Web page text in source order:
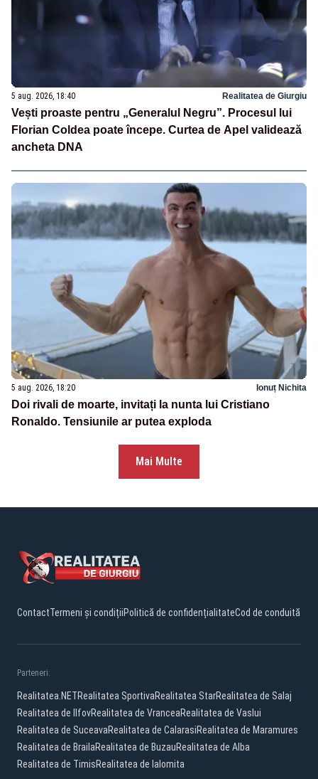
5 aug. 2026, 18:40 Realitatea de Giurgiu
Vești proaste pentru „Generalul Negru”. Procesul lui
Florian Coldea poate începe. Curtea de Apel validează
ancheta DNA
5 aug. 2026, 18:20 Ionuț Nichita
Doi rivali de moarte, invitați la nunta lui Cristiano
Ronaldo. Tensiunile ar putea exploda
Mai Multe
ContactTermeni și condițiiPolitică de confidențialitateCod de conduită
Parteneri:
Realitatea.NETRealitatea SportivaRealitatea StarRealitatea de Salaj
Realitatea de IlfovRealitatea de VranceaRealitatea de Vaslui
Realitatea de SuceavaRealitatea de CalarasiRealitatea de Maramures
Realitatea de BrailaRealitatea de BuzauRealitatea de Alba
Realitatea de TimisRealitatea de Ialomita